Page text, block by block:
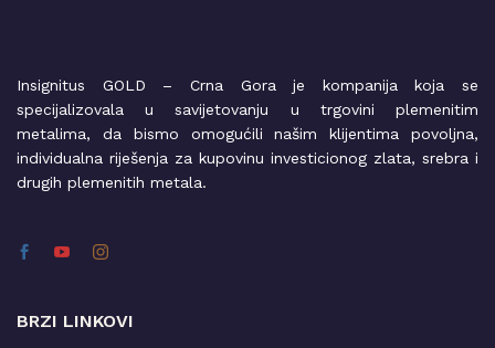
Insignitus GOLD – Crna Gora je kompanija koja se
specijalizovala u savijetovanju u trgovini plemenitim
metalima, da bismo omogućili našim klijentima povoljna,
individualna riješenja za kupovinu investicionog zlata, srebra i
drugih plemenitih metala.
BRZI LINKOVI